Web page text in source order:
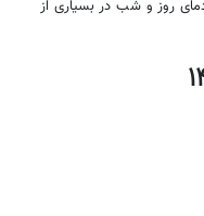
روز و شب در بسیاری از